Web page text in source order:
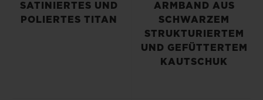
SATINIERTES UND
POLIERTES TITAN
ARMBAND AUS
SCHWARZEM
STRUKTURIERTEM
UND GEFÜTTERTEM
KAUTSCHUK